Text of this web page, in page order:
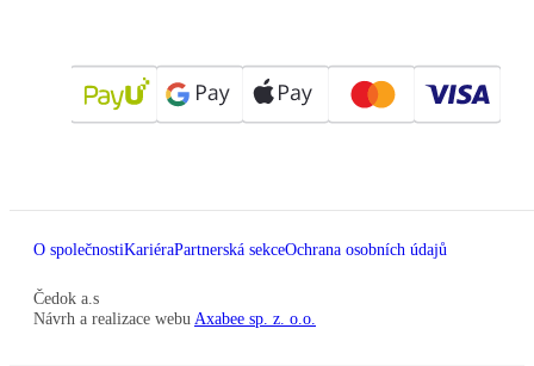
O společnostiKariéraPartnerská sekceOchrana osobních údajů
Čedok a.s
Návrh a realizace webu Axabee sp. z. o.o.